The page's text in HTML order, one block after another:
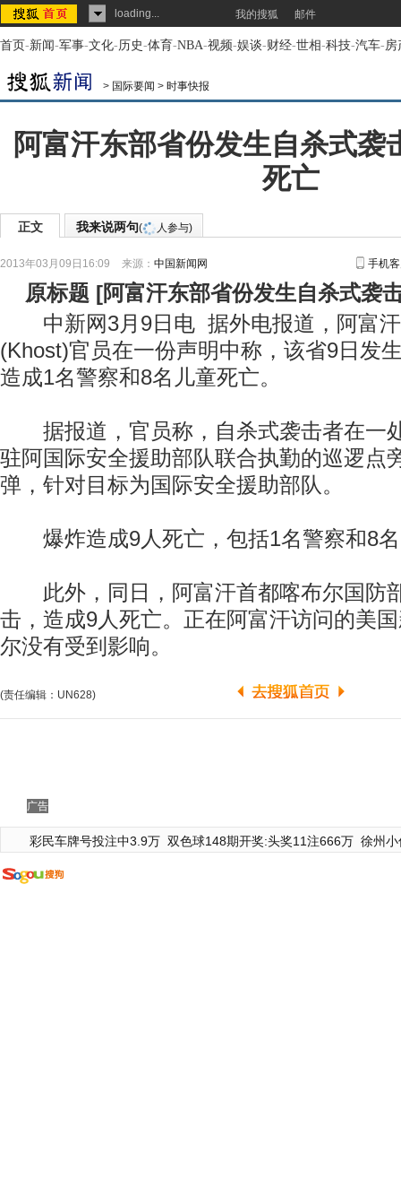
loading... 我的搜狐 邮件
首页-新闻-军事-文化-历史-体育-NBA-视频-娱谈-财经-世相-科技-汽车-房
> 国际要闻 > 时事快报
阿富汗东部省份发生自杀式袭
死亡
正文 我来说两句( 人参与)
2013年03月09日16:09 来源： 中国新闻网 手机
原标题 [阿富汗东部省份发生自杀式袭
中新网3月9日电 据外电报道，阿富汗
(Khost)官员在一份声明中称，该省9日发
造成1名警察和8名儿童死亡。
据报道，官员称，自杀式袭击者在一
驻阿国际安全援助部队联合执勤的巡逻点
弹，针对目标为国际安全援助部队。
爆炸造成9人死亡，包括1名警察和8名
此外，同日，阿富汗首都喀布尔国防
击，造成9人死亡。正在阿富汗访问的美
尔没有受到影响。
(责任编辑：UN628)
广告
彩民车牌号投注中3.9万 双色球148期开奖:头奖11注666万 徐州